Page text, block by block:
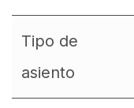
Tipo de
asiento